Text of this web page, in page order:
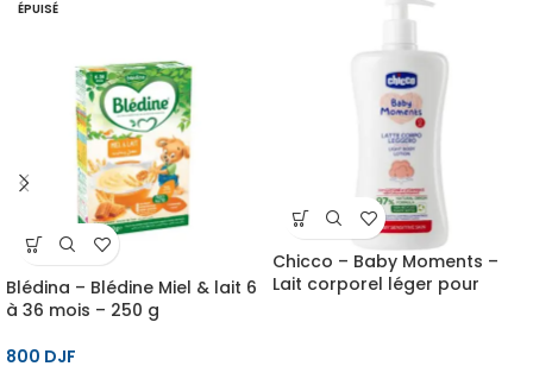
ÉPUISÉ
Blédina – Blédine Miel & lait 6
à 36 mois – 250 g
800 DJF
Chicco – Baby Moments –
Lait corporel léger pour